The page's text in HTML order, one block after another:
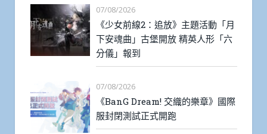
07/08/2026
《少女前線2：追放》主題活動「月
下安魂曲」古堡開放 精英人形「六
分儀」報到
07/08/2026
《BanG Dream! 交織的樂章》國際
服封閉測試正式開跑